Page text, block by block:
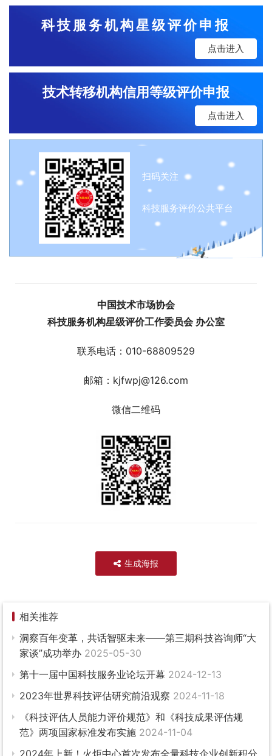
r
l
r
科技服务机构星级评价申报
点击进入
技术转移机构信用等级评价申报
点击进入
扫码关注
科技服务评价公共平台
中国技术市场协会
科技服务机构星级评价工作委员会 办公室
联系电话：010-68809529
邮箱：kjfwpj@126.com
微信二维码
生成海报
相关推荐
洞察百年变革，共话智驱未来——第三期科技咨询师“大
家谈”成功举办 2025-05-30
第十一届中国科技服务业论坛开幕 2024-12-13
2023年世界科技评估研究前沿观察 2024-11-18
《科技评估人员能力评价规范》和《科技成果评估规
范》两项国家标准发布实施 2024-11-04